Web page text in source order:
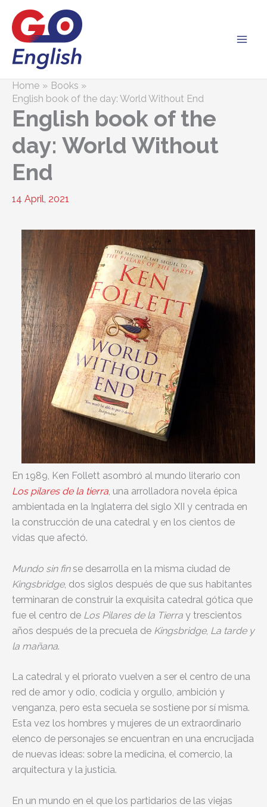
content
Home
Books
English book of the day: World Without End
English book of the
day: World Without
End
14 April, 2021
En 1989, Ken Follett asombró al mundo literario con
Los pilares de la tierra, una arrolladora novela épica
ambientada en la Inglaterra del siglo XII y centrada en
la construcción de una catedral y en los cientos de
vidas que afectó.
Mundo sin finse desarrolla en la misma ciudad de
Kingsbridge, dos siglos después de que sus habitantes
terminaran de construir la exquisita catedral gótica que
fue el centro de Los Pilares de la Tierra y trescientos
años después de la precuela de Kingsbridge, La tarde y
la mañana.
La catedral y el priorato vuelven a ser el centro de una
red de amor y odio, codicia y orgullo, ambición y
venganza, pero esta secuela se sostiene por sí misma.
Esta vez los hombres y mujeres de un extraordinario
elenco de personajes se encuentran en una encrucijada
de nuevas ideas: sobre la medicina, el comercio, la
arquitectura y la justicia.
En un mundo en el que los partidarios de las viejas